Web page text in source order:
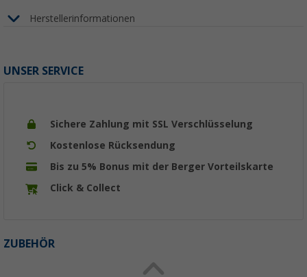
Herstellerinformationen
UNSER SERVICE
Sichere Zahlung mit SSL Verschlüsselung
Kostenlose Rücksendung
Bis zu 5% Bonus mit der Berger Vorteilskarte
Click & Collect
ZUBEHÖR